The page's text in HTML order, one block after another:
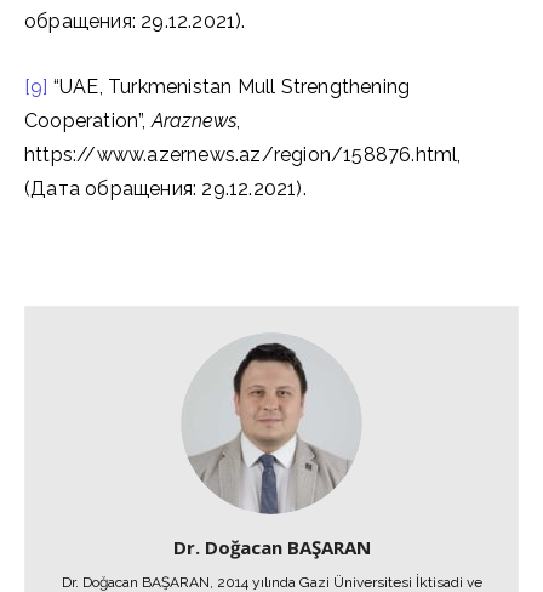
обращения: 29.12.2021).
[9] “UAE, Turkmenistan Mull Strengthening
Cooperation”,Araznews,
https://www.azernews.az/region/158876.html,
(Дата обращения: 29.12.2021).
Dr. Doğacan BAŞARAN
Dr. Doğacan BAŞARAN, 2014 yılında Gazi Üniversitesi İktisadi ve